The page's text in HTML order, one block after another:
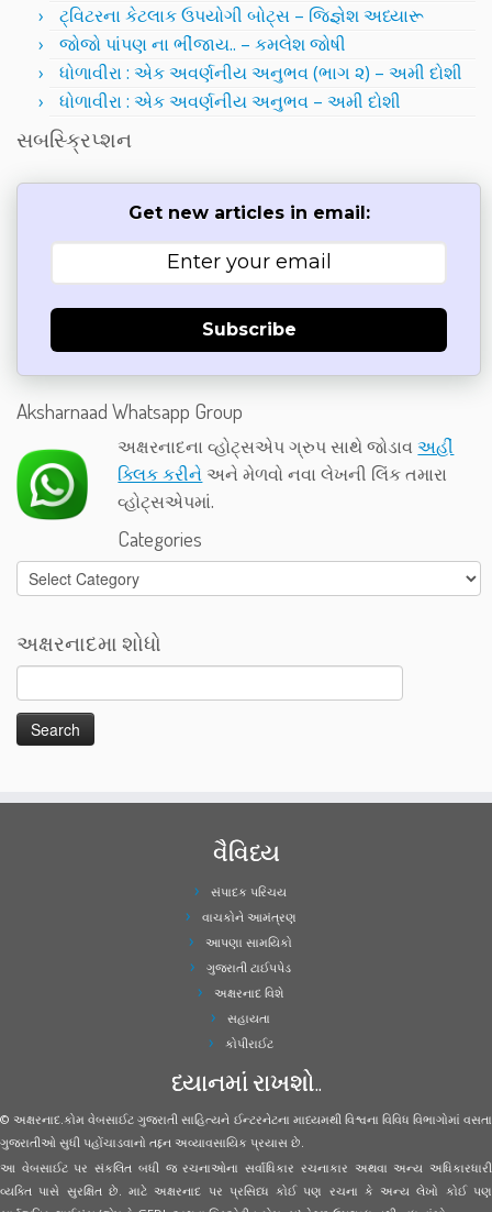
ટ્વિટરના કેટલાક ઉપયોગી બોટ્સ – જિજ્ઞેશ અધ્યારૂ
જોજો પાંપણ ના ભીંજાય.. – કમલેશ જોષી
ધોળાવીરા : એક અવર્ણનીય અનુભવ (ભાગ ૨) – અમી દોશી
ધોળાવીરા : એક અવર્ણનીય અનુભવ – અમી દોશી
સબસ્ક્રિપ્શન
Get new articles in email:
Subscribe
Aksharnaad Whatsapp Group
અક્ષરનાદના વ્હોટ્સએપ ગ્રુપ સાથે જોડાવઅહીં
ક્લિક કરીને અને મેળવો નવા લેખની લિંક તમારા
વ્હોટ્સએપમાં.
Categories
Categories
અક્ષરનાદમા શોધો
વૈવિધ્ય
સંપાદક પરિચય
વાચકોને આમંત્રણ
આપણા સામયિકો
ગુજરાતી ટાઈપપેડ
અક્ષરનાદ વિશે
સહાયતા
કોપીરાઈટ
ધ્યાનમાં રાખશો..
© અક્ષરનાદ.કોમ વેબસાઈટ ગુજરાતી સાહિત્યને ઈન્ટરનેટના માધ્યમથી વિશ્વના વિવિધ વિભાગોમાં વસતા
ગુજરાતીઓ સુધી પહોંચાડવાનો તદ્દન અવ્યાવસાયિક પ્રયાસ છે.
આ વેબસાઈટ પર સંકલિત બધી જ રચનાઓના સર્વાધિકાર રચનાકાર અથવા અન્ય અધિકારધારી
વ્યક્તિ પાસે સુરક્ષિત છે. માટે અક્ષરનાદ પર પ્રસિધ્ધ કોઈ પણ રચના કે અન્ય લેખો કોઈ પણ